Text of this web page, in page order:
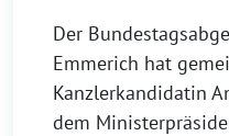
Der
Emmerich hat
Kanzlerkandidatin
dem